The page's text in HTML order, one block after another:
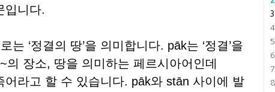
입니다.
‘정결의 땅’을 의미합니다. pāk는 ‘정결’을
장소, 땅을 의미하는 페르시아어인데
라고 할 수 있습니다. pāk와 stān 사이에 발
3
4
5
6
7
8